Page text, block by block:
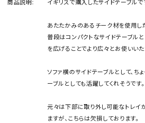
あたたかみのあるチーク材を使用し
普段はコンパクトなサイドテーブル
を広げることでより広々とお使いいた
ソファ横のサイドテーブルとして、ち
ーブルとしても活躍してくれそうです。
元々は下部に取り外し可能なトレイ
ますが、こちらは欠損しております。